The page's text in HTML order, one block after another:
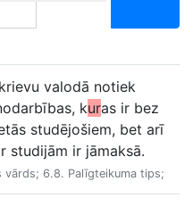
valodā notiek
kuras ir bez
studējošiem, bet arī
studijām ir jāmaksā.
vārds; 6.8. Palīgteikuma tips;